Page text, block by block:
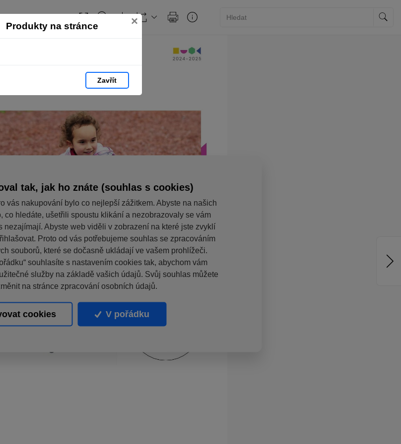
Produkty na stránce ×
Zavřít
tak, jak ho znáte (souhlas s cookies)
vás nakupování bylo co nejlepší zážitkem. Abyste na našich
co hledáte, ušetřili spoustu klikání a nezobrazovaly se vám
nezajímají. Abyste web viděli v zobrazení na které jste zvyklí
Proto od vás potřebujeme souhlas se zpracováním
souborů, které se dočasně ukládají ve vašem prohlížeči.
souhlasíte s nastavením cookies tak, abychom vám
služby na základě vašich údajů. Svůj souhlas můžete
na stránce zpracování osobních údajů.
cookies V pořádku